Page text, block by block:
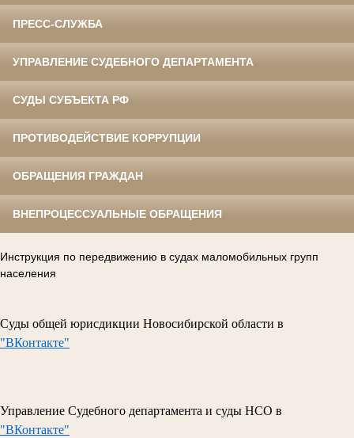
ПРЕСС-СЛУЖБА
УПРАВЛЕНИЕ СУДЕБНОГО ДЕПАРТАМЕНТА
СУДЫ СУБЪЕКТА РФ
ПРОТИВОДЕЙСТВИЕ КОРРУПЦИИ
ОБРАЩЕНИЯ ГРАЖДАН
ВНЕПРОЦЕССУАЛЬНЫЕ ОБРАЩЕНИЯ
Инструкция по передвижению в судах маломобильных групп
населения
Суды общей юрисдикции Новосибирской области в
"ВКонтакте"
Управление Судебного департамента и суды НСО в
"ВКонтакте"